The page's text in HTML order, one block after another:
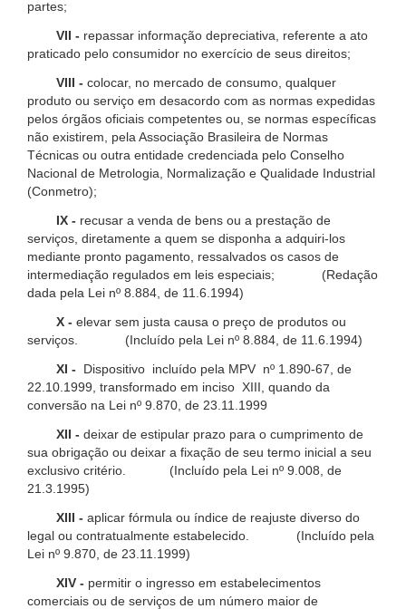
partes;
VII - repassar informação depreciativa, referente a ato
praticado pelo consumidor no exercício de seus direitos;
VIII - colocar, no mercado de consumo, qualquer
produto ou serviço em desacordo com as normas expedidas
pelos órgãos oficiais competentes ou, se normas específicas
não existirem, pela Associação Brasileira de Normas
Técnicas ou outra entidade credenciada pelo Conselho
Nacional de Metrologia, Normalização e Qualidade Industrial
(Conmetro);
IX - recusar a venda de bens ou a prestação de
serviços, diretamente a quem se disponha a adquiri-los
mediante pronto pagamento, ressalvados os casos de
intermediação regulados em leis especiais; (Redação
dada pela Lei nº 8.884, de 11.6.1994)
X - elevar sem justa causa o preço de produtos ou
serviços. (Incluído pela Lei nº 8.884, de 11.6.1994)
XI -
Dispositivo incluído pela MPV nº 1.890-67, de
22.10.1999, transformado em inciso XIII, quando da
conversão na Lei nº 9.870, de 23.11.1999
XII - deixar de estipular prazo para o cumprimento de
sua obrigação ou deixar a fixação de seu termo inicial a seu
exclusivo critério. (Incluído pela Lei nº 9.008, de
21.3.1995)
XIII - aplicar fórmula ou índice de reajuste diverso do
legal ou contratualmente estabelecido. (Incluído pela
Lei nº 9.870, de 23.11.1999)
XIV - permitir o ingresso em estabelecimentos
comerciais ou de serviços de um número maior de